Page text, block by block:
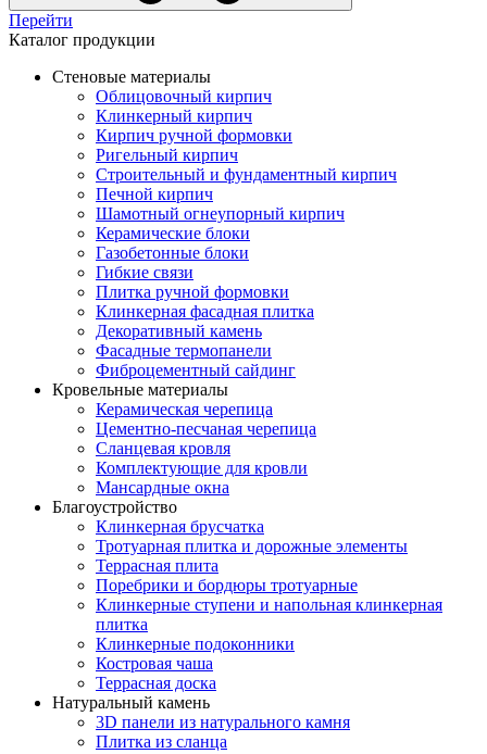
Перейти
Каталог продукции
Стеновые материалы
Облицовочный кирпич
Клинкерный кирпич
Кирпич ручной формовки
Ригельный кирпич
Строительный и фундаментный кирпич
Печной кирпич
Шамотный огнеупорный кирпич
Керамические блоки
Газобетонные блоки
Гибкие связи
Плитка ручной формовки
Клинкерная фасадная плитка
Декоративный камень
Фасадные термопанели
Фиброцементный сайдинг
Кровельные материалы
Керамическая черепица
Цементно-песчаная черепица
Сланцевая кровля
Комплектующие для кровли
Мансардные окна
Благоустройство
Клинкерная брусчатка
Тротуарная плитка и дорожные элементы
Террасная плита
Поребрики и бордюры тротуарные
Клинкерные ступени и напольная клинкерная
плитка
Клинкерные подоконники
Костровая чаша
Террасная доска
Натуральный камень
3D панели из натурального камня
Плитка из сланца